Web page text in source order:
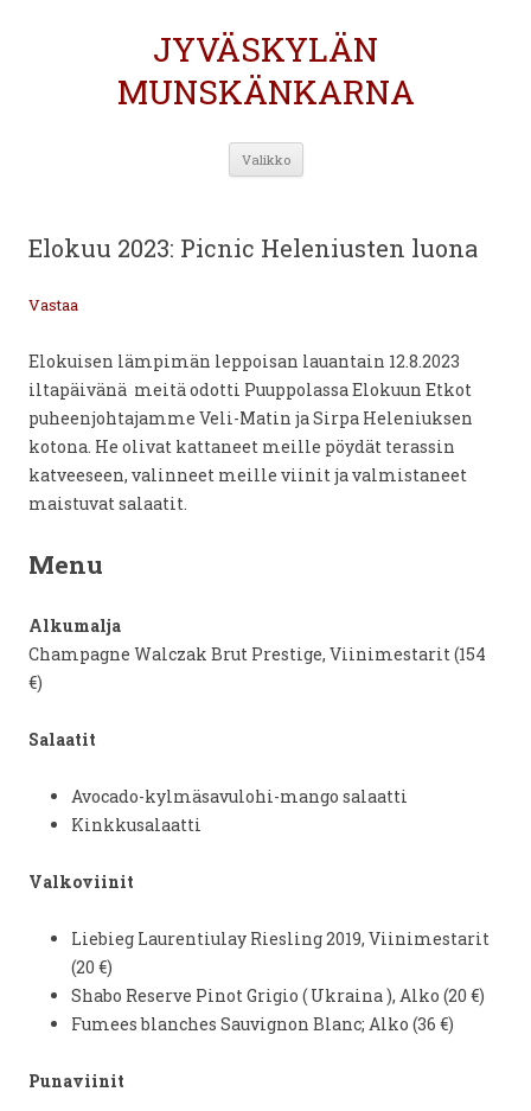
JYVÄSKYLÄN
MUNSKÄNKARNA
Valikko Siirry
Elokuu 2023: Picnic Heleniusten luona
Vastaa
Elokuisen lämpimän leppoisan lauantain 12.8.2023
iltapäivänä meitä odotti Puuppolassa Elokuun Etkot
puheenjohtajamme Veli-Matin ja Sirpa Heleniuksen
kotona. He olivat kattaneet meille pöydät terassin
katveeseen, valinneet meille viinit ja valmistaneet
maistuvat salaatit.
Menu
Alkumalja
Champagne Walczak Brut Prestige, Viinimestarit (154
€)
Salaatit
Avocado-kylmäsavulohi-mango salaatti
Kinkkusalaatti
Valkoviinit
Liebieg Laurentiulay Riesling 2019, Viinimestarit
(20 €)
Shabo Reserve Pinot Grigio ( Ukraina ), Alko (20 €)
Fumees blanches Sauvignon Blanc; Alko (36 €)
Punaviinit